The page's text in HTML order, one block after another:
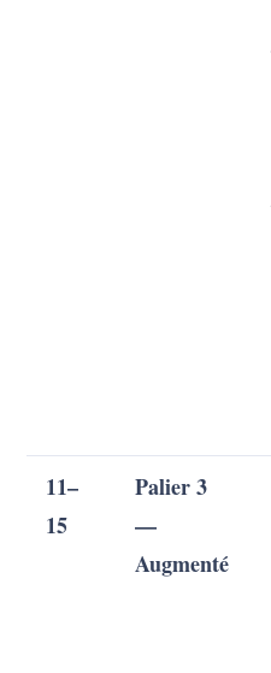
11–
15
Palier 3
—
Augmenté